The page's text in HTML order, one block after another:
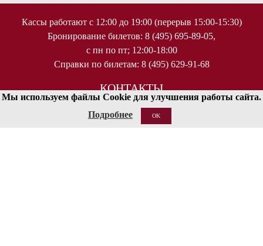
Кассы работают с 12:00 до 19:00 (перерыв 15:00-15:30)
Бронирование билетов: 8 (495) 695-89-05,
с пн по пт; 12:00-18:00
Справки по билетам: 8 (495) 629-91-68
КОНТАКТЫ
125009 Москва, ул Большая Никитская 13/6
document@mosconsv.ru
Мы используем файлы Cookie для улучшения работы сайта.
Подробнее
OK